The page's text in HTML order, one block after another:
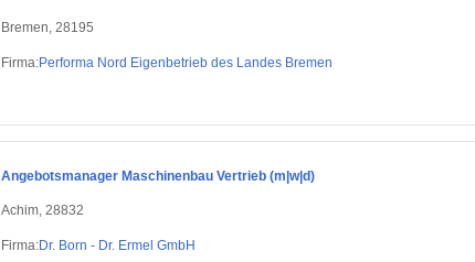
Bremen, 28195
Firma:Performa Nord Eigenbetrieb des Landes Bremen
Angebotsmanager Maschinenbau Vertrieb (m|w|d)
Achim, 28832
Firma:Dr. Born - Dr. Ermel GmbH